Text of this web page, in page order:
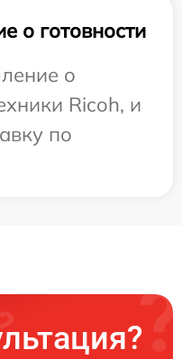
о готовности
о
Ricoh, и
по